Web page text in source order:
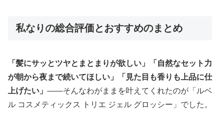
私なりの総合評価とおすすめのまとめ
「髪にサッとツヤとまとまりが欲しい」「自然なセット力
が朝から夜まで続いてほしい」「見た目も香りも上品に仕
上げたい」 ――そんなわがままを叶えてくれたのが「ルベ
ル コスメティックス トリエ ジェル グロッシー」でした。